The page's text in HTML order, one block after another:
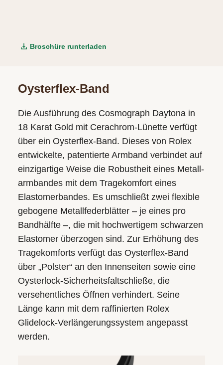
Broschüre runterladen
Oysterflex-Band
Die Ausführung des Cosmograph Daytona in
18 Karat Gold mit Cerachrom-Lünette verfügt
über ein Oysterflex-Band. Dieses von Rolex
entwickelte, patentierte Armband verbindet auf
einzigartige Weise die Robustheit eines Metall­
armbandes mit dem Tragekomfort eines
Elastomerbandes. Es umschließt zwei flexible
gebogene Metall­federblätter – je eines pro
Bandhälfte –, die mit hoch­wertigem schwarzen
Elastomer überzogen sind. Zur Erhöhung des
Trage­komforts verfügt das Oysterflex-Band
über „Polster“ an den Innen­seiten sowie eine
Oysterlock-Sicherheits­faltschließe, die
versehentliches Öffnen verhindert. Seine
Länge kann mit dem raffinierten Rolex
Glidelock-Verlängerungssystem angepasst
werden.